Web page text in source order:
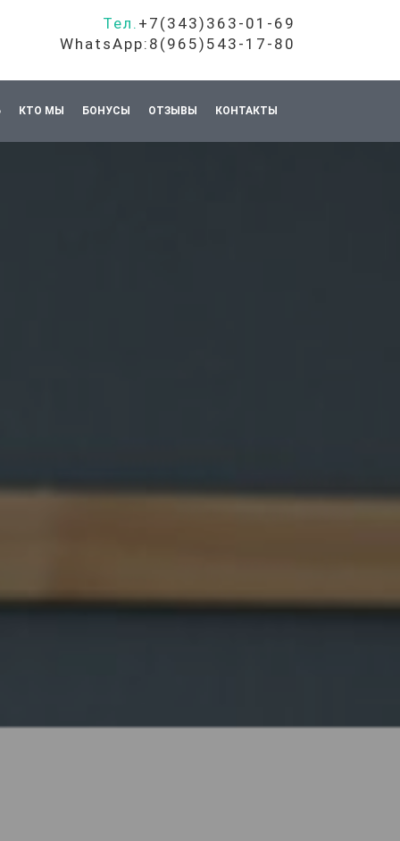
Тел. +7(343)363-01-69
WhatsApp:8(965)543-17-80
КТО МЫ БОНУСЫ ОТЗЫВЫ КОНТАКТЫ